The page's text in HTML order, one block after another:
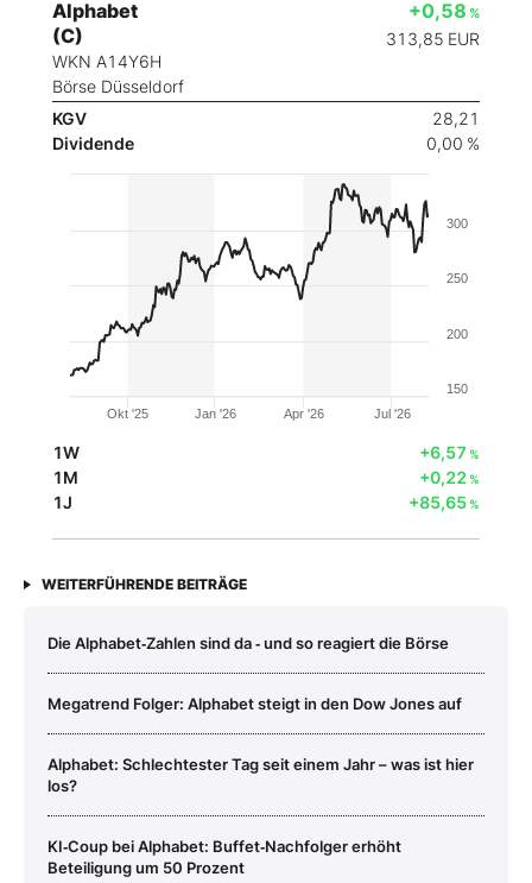
Alphabet
(C)
WKN A14Y6H
Börse Düsseldorf
+0,58 %
313,85 EUR
KGV
28,21
Dividende
0,00 %
Okt '25 Jan '26 Apr '26 Jul '26
150
200
250
300
1W +6,57 %
1M +0,22%
1J +85,65%
WEITERFÜHRENDE BEITRÄGE
Die Alphabet‑Zahlen sind da ‑ und so reagiert die Börse
Megatrend Folger: Alphabet steigt in den Dow Jones auf
Alphabet: Schlechtester Tag seit einem Jahr – was ist hier
los?
KI‑Coup bei Alphabet: Buffet‑Nachfolger erhöht
Beteiligung um 50 Prozent